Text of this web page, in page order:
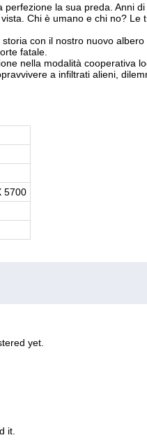
la sua preda. Anni
Chi è umano e chi no? Le
con il nostro nuovo
fatale.
nella modalità cooperativa
a infiltrati alieni,
5700
yet.
it.